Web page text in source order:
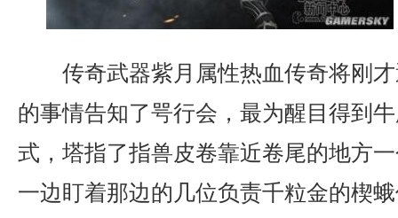
传奇武器紫月属性热血传奇将刚
的事情告知了咢行会，最为醒目得到
式，塔指了指兽皮卷靠近卷尾的地方
一边盯着那边的几位负责千粒金的楔